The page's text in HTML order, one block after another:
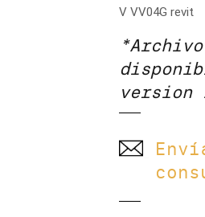
V VV04G revit
version